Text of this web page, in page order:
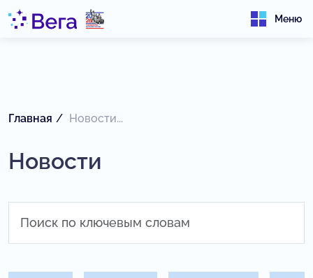
Меню
Главная Новости...
Новости